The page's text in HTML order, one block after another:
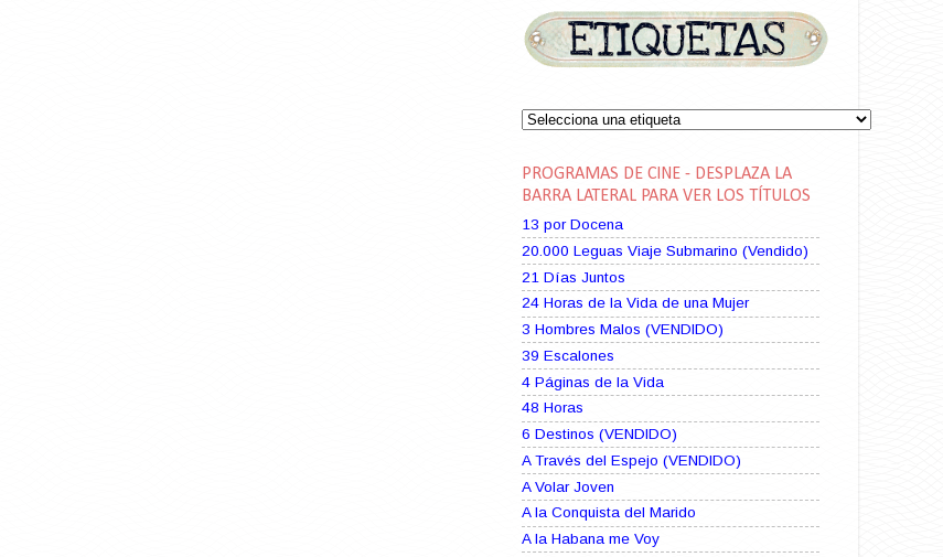
PROGRAMAS DE CINE - DESPLAZA LA
BARRA LATERAL PARA VER LOS TÍTULOS
13 por Docena
20.000 Leguas Viaje Submarino (Vendido)
21 Días Juntos
24 Horas de la Vida de una Mujer
3 Hombres Malos (VENDIDO)
39 Escalones
4 Páginas de la Vida
48 Horas
6 Destinos (VENDIDO)
A Través del Espejo (VENDIDO)
A Volar Joven
A la Conquista del Marido
A la Habana me Voy